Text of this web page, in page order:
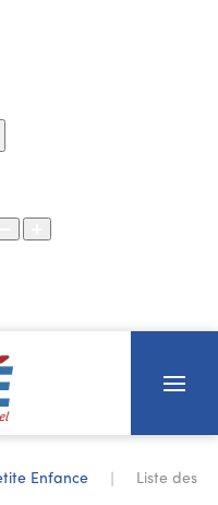
Enfance
Liste des